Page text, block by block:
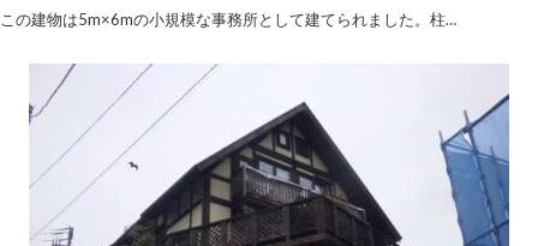
この建物は5m×6mの小規模な事務所として建てられました。柱…